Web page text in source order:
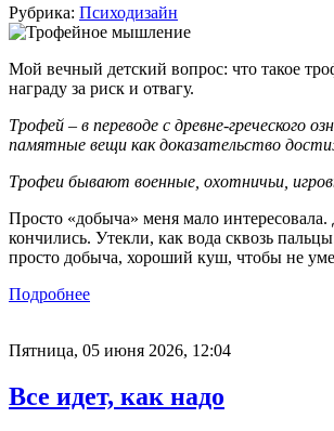
Рубрика: Психодизайн
Мой вечный детский вопрос: что такое
награду за риск и отвагу.
Трофей – в переводе с древне-греческого
памятные вещи как доказательство
Трофеи бывают военные, охотничьи,
Просто «добыча» меня мало интересовала.
кончились. Утекли, как вода сквозь
просто добыча, хороший куш, чтобы не
Подробнее
Пятница, 05 июня 2026, 12:04
Все идет, как надо